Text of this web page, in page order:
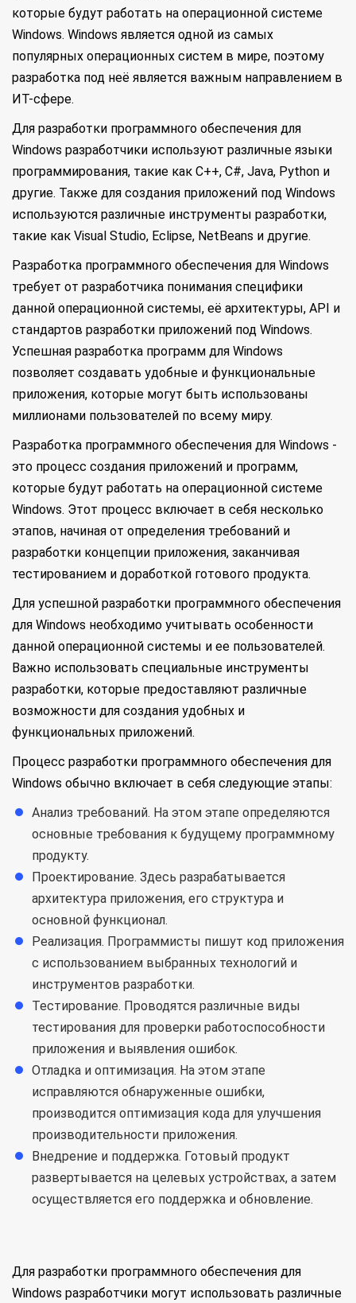
которые будут работать на операционной системе
Windows. Windows является одной из самых
популярных операционных систем в мире, поэтому
разработка под неё является важным направлением в
ИТ-сфере.
Для разработки программного обеспечения для
Windows разработчики используют различные языки
программирования, такие как C++, C#, Java, Python и
другие. Также для создания приложений под Windows
используются различные инструменты разработки,
такие как Visual Studio, Eclipse, NetBeans и другие.
Разработка программного обеспечения для Windows
требует от разработчика понимания специфики
данной операционной системы, её архитектуры, API и
стандартов разработки приложений под Windows.
Успешная разработка программ для Windows
позволяет создавать удобные и функциональные
приложения, которые могут быть использованы
миллионами пользователей по всему миру.
Разработка программного обеспечения для Windows -
это процесс создания приложений и программ,
которые будут работать на операционной системе
Windows. Этот процесс включает в себя несколько
этапов, начиная от определения требований и
разработки концепции приложения, заканчивая
тестированием и доработкой готового продукта.
Для успешной разработки программного обеспечения
для Windows необходимо учитывать особенности
данной операционной системы и ее пользователей.
Важно использовать специальные инструменты
разработки, которые предоставляют различные
возможности для создания удобных и
функциональных приложений.
Процесс разработки программного обеспечения для
Windows обычно включает в себя следующие этапы:
Анализ требований. На этом этапе определяются
основные требования к будущему программному
продукту.
Проектирование. Здесь разрабатывается
архитектура приложения, его структура и
основной функционал.
Реализация. Программисты пишут код приложения
с использованием выбранных технологий и
инструментов разработки.
Тестирование. Проводятся различные виды
тестирования для проверки работоспособности
приложения и выявления ошибок.
Отладка и оптимизация. На этом этапе
исправляются обнаруженные ошибки,
производится оптимизация кода для улучшения
производительности приложения.
Внедрение и поддержка. Готовый продукт
развертывается на целевых устройствах, а затем
осуществляется его поддержка и обновление.
Для разработки программного обеспечения для
Windows разработчики могут использовать различные